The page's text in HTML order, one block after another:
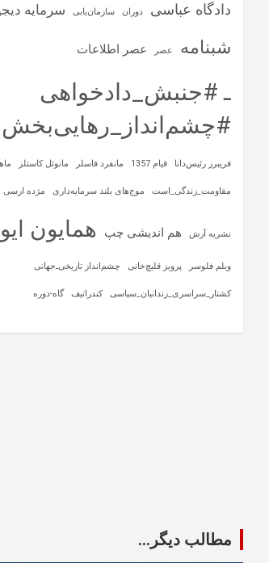
دادگاه عباسی دوران سازمان‌یابی سرمایه‌
شبنامه عصر عصر اطلاعات
ـ #جنبش_دادخواهی
#چشم‌انداز_رهایی‌بخش
فریبرز رئیس‌دانا قیام 1357 مانفرد فاسلر مانوئل کاستلز
مقاومت_زندگی_است موج‌های بلند سرمایه‌داری مژده ارسی
نشریه آرش هم اندیشی چپ همایون
ویلم فلوسر پرویز قلیچ‌خانی چشم‌انداز تاریخی‌ـ‌جهانی
کشتار_سراسری_زندانیان_سیاسی کندراتیف گاه-دوره
مطالب دیگر...